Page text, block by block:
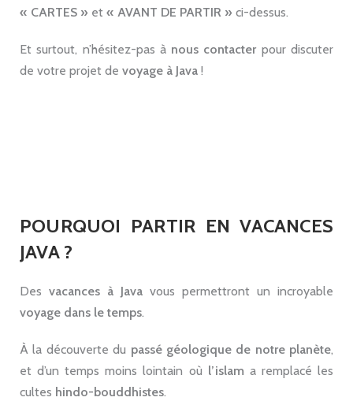
« CARTES » et « AVANT DE PARTIR » ci-dessus.
Et surtout, n’hésitez-pas à nous contacter pour discuter
de votre projet de voyage à Java !
POURQUOI PARTIR EN VACANCES
JAVA ?
Des vacances à Java vous permettront un incroyable
voyage dans le temps.
À la découverte du passé géologique de notre planète,
et d’un temps moins lointain où l’islam a remplacé les
cultes hindo-bouddhistes.